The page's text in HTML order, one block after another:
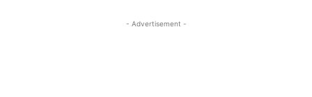
- Advertisement -